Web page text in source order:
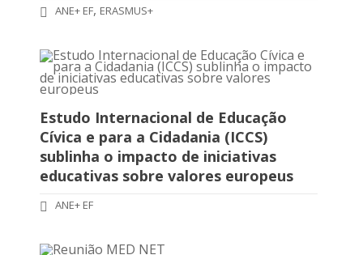
ANE+ EF, ERASMUS+
Estudo Internacional de Educação
Cívica e para a Cidadania (ICCS)
sublinha o impacto de iniciativas
educativas sobre valores europeus
ANE+ EF